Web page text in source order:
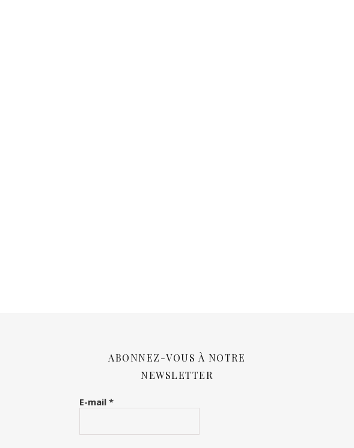
ABONNEZ-VOUS À NOTRE
NEWSLETTER
E-mail *